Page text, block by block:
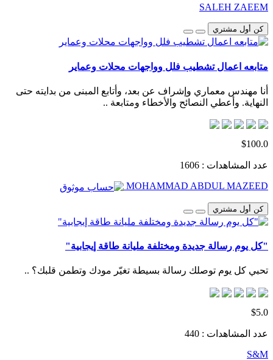
SALEH ZAEEM
كن أول مشتري
متابعه اعمال تشطيب فلل وواجهات محلات وعماير
أنا مهندس معماري وإشراف عن بعد، وأتابع المبنى من بدايته حتى
النهاية. وأعطي النصائح والأخطاء ومتابعة ..
$100.0
عدد المشاهدات : 1606
MOHAMMAD ABDUL MAZEED
كن أول مشتري
"كل يوم رسالة جديدة ومختلفة مليانة طاقة إيجابية"
تحبي كل يوم توصلك رسالة بسيطة تغيّر مودك وتطمن قلبك؟ ..
$5.0
عدد المشاهدات : 440
S&M